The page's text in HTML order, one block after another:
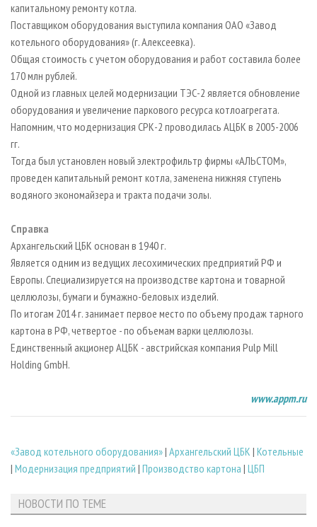
капитальному ремонту котла.
Поставщиком оборудования выступила компания ОАО «Завод
котельного оборудования» (г. Алексеевка).
Общая стоимость с учетом оборудования и работ составила более
170 млн рублей.
Одной из главных целей модернизации ТЭС-2 является обновление
оборудования и увеличение паркового ресурса котлоагрегата.
Напомним, что модернизация СРК-2 проводилась АЦБК в 2005-2006
гг.
Тогда был установлен новый электрофильтр фирмы «АЛЬСТОМ»,
проведен капитальный ремонт котла, заменена нижняя ступень
водяного экономайзера и тракта подачи золы.
Справка
Архангельский ЦБК основан в 1940 г.
Является одним из ведущих лесохимических предприятий РФ и
Европы. Специализируется на производстве картона и товарной
целлюлозы, бумаги и бумажно-беловых изделий.
По итогам 2014 г. занимает первое место по объему продаж тарного
картона в РФ, четвертое - по объемам варки целлюлозы.
Единственный акционер АЦБК - австрийская компания Pulp Mill
Holding GmbH.
www.appm.ru
«Завод котельного оборудования»| Архангельский ЦБК | Котельные
| Модернизация предприятий | Производство картона | ЦБП
НОВОСТИ ПО ТЕМЕ